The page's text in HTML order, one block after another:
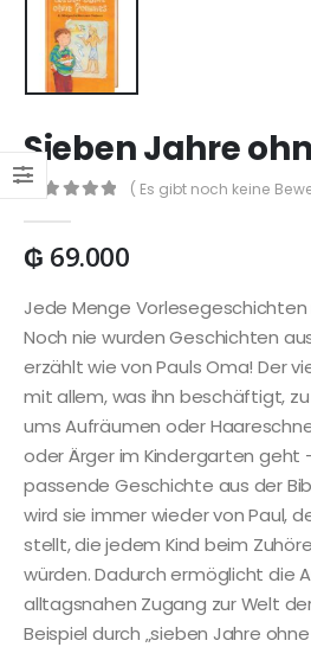
Sieben Jahre
( Es gibt noch keine
₲ 69.000
Jede Menge
Noch nie wurden Geschichten
erzählt wie von Pauls Oma! Der
mit allem, was ihn beschäftigt,
ums Aufräumen oder
oder Ärger im Kindergarten
passende Geschichte aus der
wird sie immer wieder von Paul,
stellt, die jedem Kind beim
würden. Dadurch ermöglicht die
alltagsnahen Zugang zur Welt
Beispiel durch „sieben Jahre